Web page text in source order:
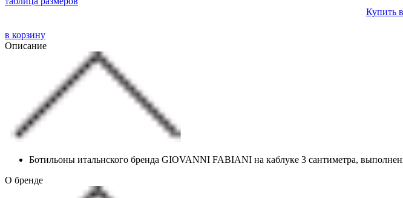
Купить
в корзину
Описание
Ботильоны итальнского бренда GIOVANNI FABIANI на каблуке 3 сантиметра,
О бренде